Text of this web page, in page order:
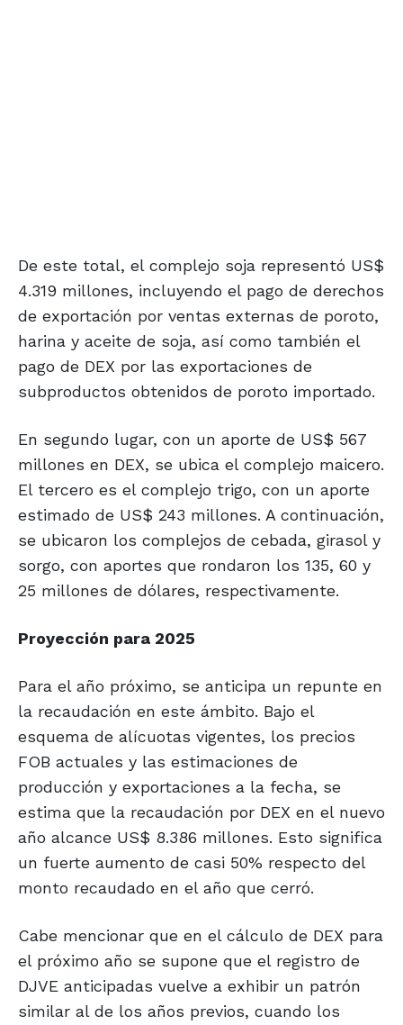
De este total, el complejo soja representó US$
4.319 millones, incluyendo el pago de derechos
de exportación por ventas externas de poroto,
harina y aceite de soja, así como también el
pago de DEX por las exportaciones de
subproductos obtenidos de poroto importado.
En segundo lugar, con un aporte de US$ 567
millones en DEX, se ubica el complejo maicero.
El tercero es el complejo trigo, con un aporte
estimado de US$ 243 millones. A continuación,
se ubicaron los complejos de cebada, girasol y
sorgo, con aportes que rondaron los 135, 60 y
25 millones de dólares, respectivamente.
Proyección para 2025
Para el año próximo, se anticipa un repunte en
la recaudación en este ámbito. Bajo el
esquema de alícuotas vigentes, los precios
FOB actuales y las estimaciones de
producción y exportaciones a la fecha, se
estima que la recaudación por DEX en el nuevo
año alcance US$ 8.386 millones. Esto significa
un fuerte aumento de casi 50% respecto del
monto recaudado en el año que cerró.
Cabe mencionar que en el cálculo de DEX para
el próximo año se supone que el registro de
DJVE anticipadas vuelve a exhibir un patrón
similar al de los años previos, cuando los